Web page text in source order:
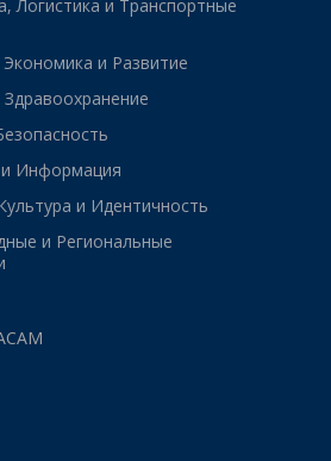
Логистика и Транспортные
и Развитие
и Информация
и Идентичность
и Региональные